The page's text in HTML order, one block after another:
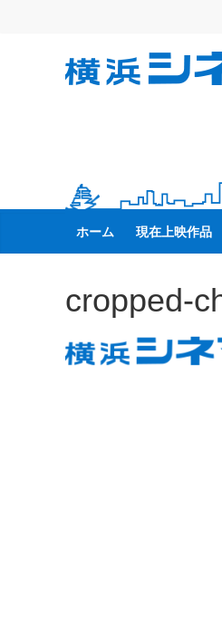
プ
横
シ
ネ
マ
リ
ホーム 現在上映作品
cropped-